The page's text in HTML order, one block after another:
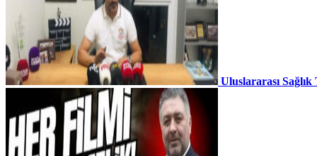
Uluslararası